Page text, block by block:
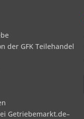
der GFK Teilehandel
Getriebemarkt.de–